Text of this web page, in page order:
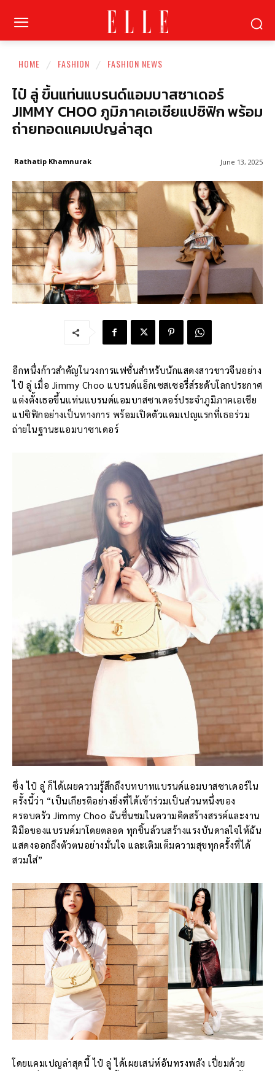
HOME FASHION FASHION NEWS
ไป๋ ลู่ ขึ้นแท่นแบรนด์แอมบาสซาเดอร์
JIMMY CHOO ภูมิภาคเอเชียแปซิฟิก พร้อม
ถ่ายทอดแคมเปญล่าสุด
June 13, 2025
Rathatip Khamnurak
อีกหนึ่งก้าวสำคัญในวงการแฟชั่นสำหรับนักแสดงสาวชาวจีนอย่าง
ไป๋ ลู่ เมื่อ Jimmy Choo แบรนด์แอ็กเซสเซอรี่ส์ระดับโลกประกาศ
แต่งตั้งเธอขึ้นแท่นแบรนด์แอมบาสซาเดอร์ประจำภูมิภาคเอเชีย
แปซิฟิกอย่างเป็นทางการ พร้อมเปิดตัวแคมเปญแรกที่เธอร่วม
ถ่ายในฐานะแอมบาซาเดอร์
ซึ่ง ไป๋ ลู่ ก็ได้เผยความรู้สึกถึงบทบาทแบรนด์แอมบาสซาเดอร์ใน
ครั้งนี้ว่า “เป็นเกียรติอย่างยิ่งที่ได้เข้าร่วมเป็นส่วนหนึ่งของ
ครอบครัว Jimmy Choo ฉันชื่นชมในความคิดสร้างสรรค์และงาน
ฝีมือของแบรนด์มาโดยตลอด ทุกชิ้นล้วนสร้างแรงบันดาลใจให้ฉัน
แสดงออกถึงตัวตนอย่างมั่นใจ และเติมเต็มความสุขทุกครั้งที่ได้
สวมใส่”
โดยแคมเปญล่าสุดนี้ ไป๋ ลู่ ได้เผยเสน่ห์อันทรงพลัง เปี่ยมด้วย